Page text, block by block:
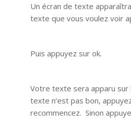
Un écran de texte
texte que vous voulez voir
Puis appuyez sur ok.
Votre texte sera apparu sur
texte n’est pas bon,
recommencez. Sinon